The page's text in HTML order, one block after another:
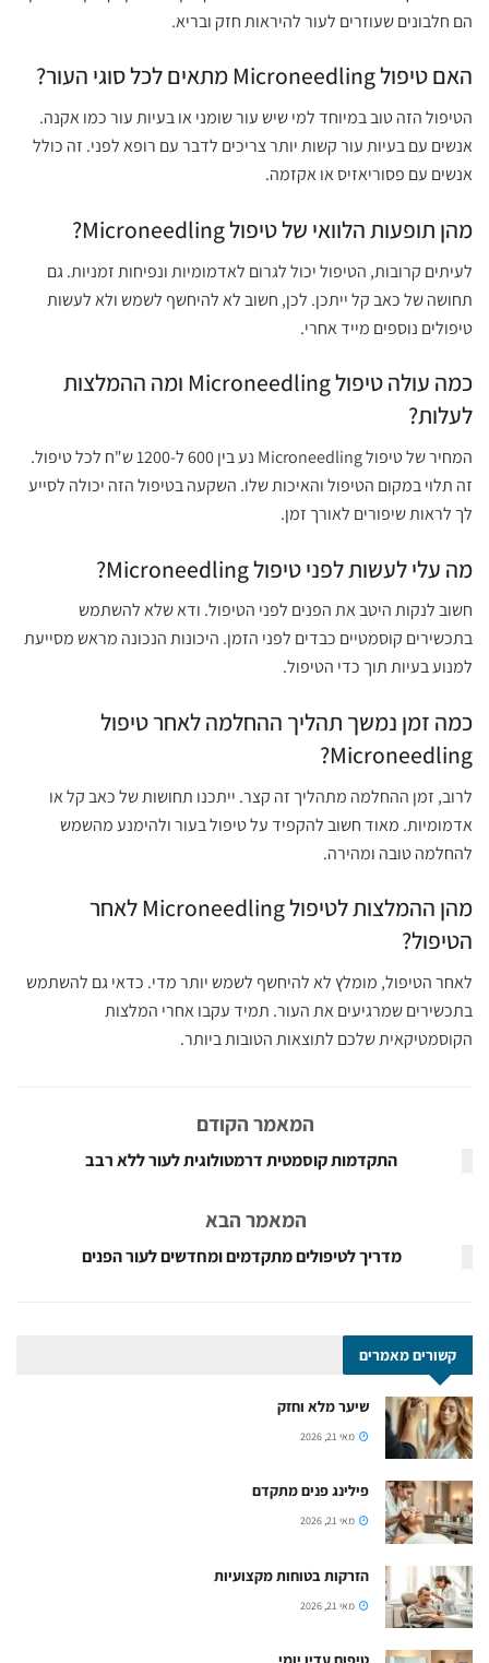
הם חלבונים שעוזרים לעור להיראות חזק ובריא.
האם טיפול Microneedling מתאים לכל סוגי העור?
הטיפול הזה טוב במיוחד למי שיש עור שומני או בעיות עור כמו אקנה.
אנשים עם בעיות עור קשות יותר צריכים לדבר עם רופא לפני. זה כולל
אנשים עם פסוריאזיס או אקזמה.
מהן תופעות הלוואי של טיפול Microneedling?
לעיתים קרובות, הטיפול יכול לגרום לאדמומיות ונפיחות זמניות. גם
תחושה של כאב קל ייתכן. לכן, חשוב לא להיחשף לשמש ולא לעשות
טיפולים נוספים מייד אחרי.
כמה עולה טיפול Microneedling ומה ההמלצות
לעלות?
המחיר של טיפול Microneedling נע בין 600 ל-1200 ש"ח לכל טיפול.
זה תלוי במקום הטיפול והאיכות שלו. השקעה בטיפול הזה יכולה לסייע
לך לראות שיפורים לאורך זמן.
מה עלי לעשות לפני טיפול Microneedling?
חשוב לנקות היטב את הפנים לפני הטיפול. ודא שלא להשתמש
בתכשירים קוסמטיים כבדים לפני הזמן. היכונות הנכונה מראש מסייעת
למנוע בעיות תוך כדי הטיפול.
כמה זמן נמשך תהליך ההחלמה לאחר טיפול
Microneedling?
לרוב, זמן ההחלמה מתהליך זה קצר. ייתכנו תחושות של כאב קל או
אדמומיות. מאוד חשוב להקפיד על טיפול בעור ולהימנע מהשמש
להחלמה טובה ומהירה.
מהן ההמלצות לטיפול Microneedling לאחר
הטיפול?
לאחר הטיפול, מומלץ לא להיחשף לשמש יותר מדי. כדאי גם להשתמש
בתכשירים שמרגיעים את העור. תמיד עקבו אחרי המלצות
הקוסמטיקאית שלכם לתוצאות הטובות ביותר.
המאמר הקודם
התקדמות קוסמטית דרמטולוגית לעור ללא רבב
המאמר הבא
מדריך לטיפולים מתקדמים ומחדשים לעור הפנים
קשוריםמאמרים
שיער מלא וחזק
מאי 21, 2026
פילינג פנים מתקדם
מאי 21, 2026
הזרקות בטוחות מקצועיות
מאי 21, 2026